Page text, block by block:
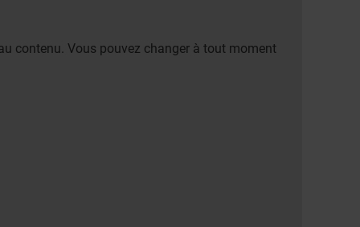
contenu. Vous pouvez changer à tout moment